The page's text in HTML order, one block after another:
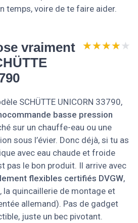
temps, voire de te faire aider.
vraiment
★★★★★
★★★★★
SCHÜTTE UNICORN 33790,
basse pression
sur un chauffe-eau ou une
sous l’évier. Donc déjà, si tu as
avec eau chaude et froide
pas le bon produit. Il arrive avec
flexibles certifiés DVGW,
, la quincaillerie de montage et
allemand). Pas de gadget
juste un bec pivotant.